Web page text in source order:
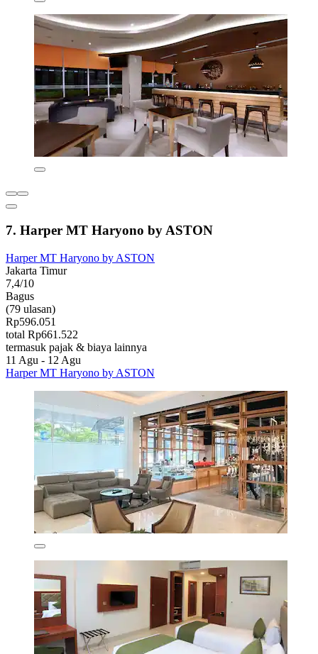
7. Harper MT Haryono by ASTON
Harper MT Haryono by ASTON
Jakarta Timur
7,4/10
Bagus
(79 ulasan)
Rp596.051
total Rp661.522
termasuk pajak & biaya lainnya
11 Agu - 12 Agu
Harper MT Haryono by ASTON